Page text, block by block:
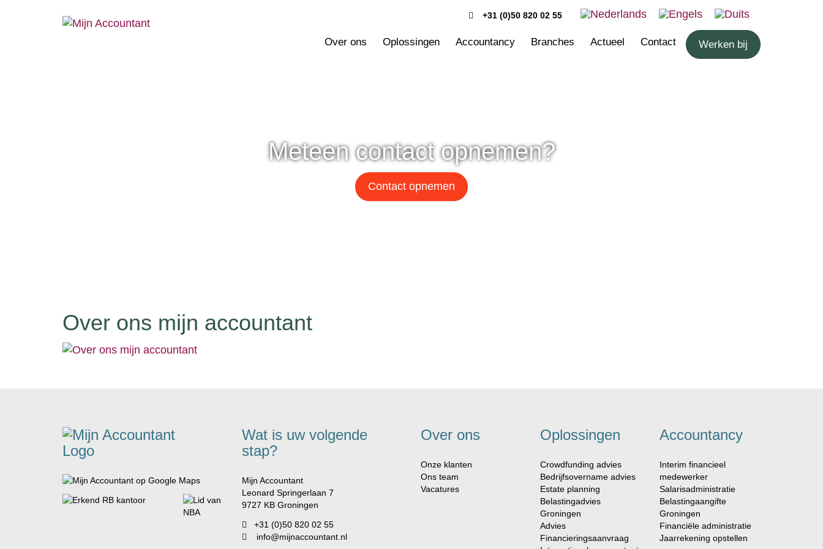
+31 (0)50 820 02 55
Over ons Oplossingen Accountancy Branches Actueel Contact Werken bij
Meteen contact opnemen?
Contact opnemen
Over ons mijn accountant
Wat is uw volgende
stap?
Mijn Accountant
Leonard Springerlaan 7
9727 KB Groningen
+31 (0)50 820 02 55
info@mijnaccountant.nl
Over ons
Onze klanten
Ons team
Vacatures
Oplossingen
Crowdfunding advies
Bedrijfsovername advies
Estate planning
Belastingadvies
Groningen
Advies
Financieringsaanvraag
Accountancy
Interim financieel
medewerker
Salarisadministratie
Belastingaangifte
Groningen
Financiële administratie
Jaarrekening opstellen